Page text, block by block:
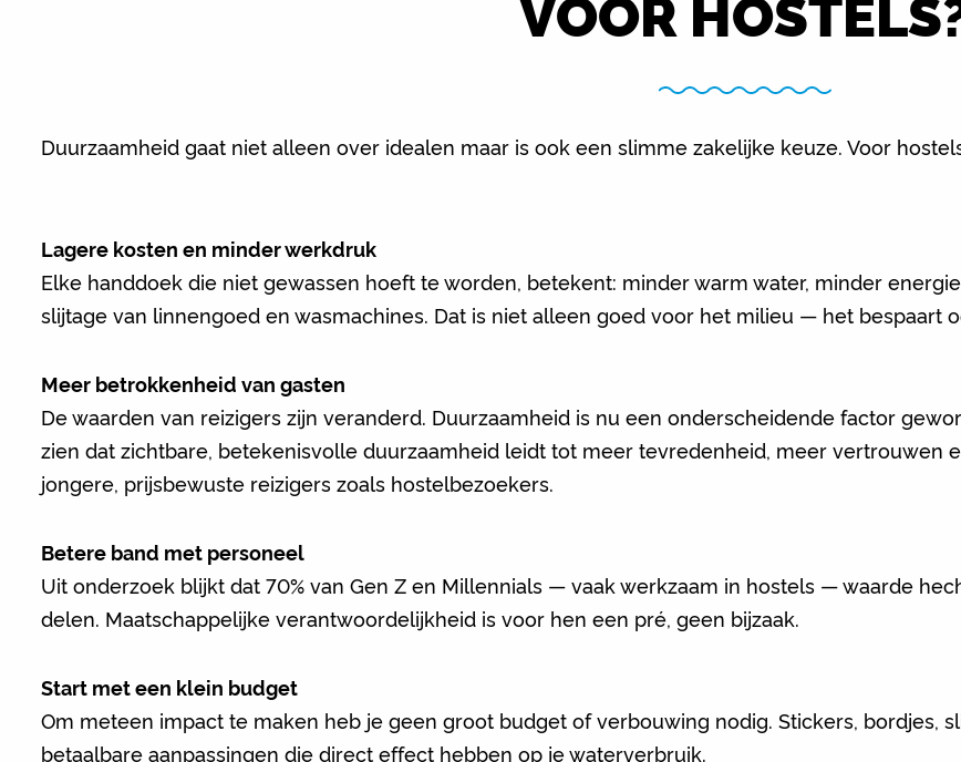
Duurzaamheid gaat niet alleen over idealen maar is ook een slimme zakelijke keuze. Voor
Lagere kosten en minder werkdruk
Elke handdoek die niet gewassen hoeft te worden, betekent: minder warm water, minder
slijtage van linnengoed en wasmachines. Dat is niet alleen goed voor het milieu — het bespaart
Meer betrokkenheid van gasten
De waarden van reizigers zijn veranderd. Duurzaamheid is nu een onderscheidende factor
zien dat zichtbare, betekenisvolle duurzaamheid leidt tot meer tevredenheid, meer
jongere, prijsbewuste reizigers zoals hostelbezoekers.
Betere band met personeel
Uit onderzoek blijkt dat 70% van Gen Z en Millennials — vaak werkzaam in hostels — waarde
delen. Maatschappelijke verantwoordelijkheid is voor hen een pré, geen bijzaak.
Start met een klein budget
Om meteen impact te maken heb je geen groot budget of verbouwing nodig. Stickers, bordjes,
betaalbare aanpassingen die direct effect hebben op je waterverbruik.